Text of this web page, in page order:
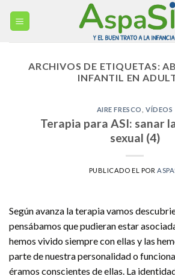
ARCHIVOS DE ETIQUETAS:
INFANTIL EN
AIRE FRESCO VÍDEOS
Terapia para ASI: sanar
sexual (4)
PUBLICADO EL POR
Según avanza la terapia vamos
pensábamos que pudieran estar
hemos vivido siempre con ellas y las
parte de nuestra personalidad o
éramos conscientes de ellas. La